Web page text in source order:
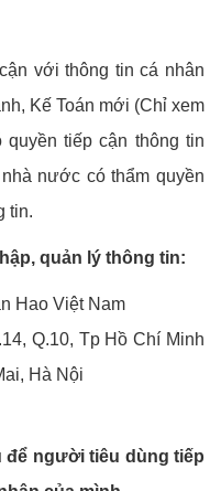
với thông tin cá nhân
Kế Toán mới (Chỉ xem
tiếp cận thông tin
nước có thẩm quyền
tin.
quản lý thông tin:
Hao Việt Nam
Q.10, Tp Hồ Chí Minh
Hà Nội
người tiêu dùng tiếp